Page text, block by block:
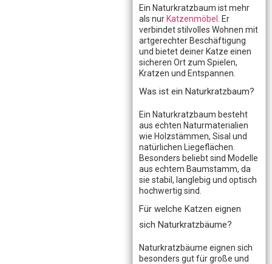
Ein Naturkratzbaum ist mehr
als nur Katzenmöbel
. Er
verbindet stilvolles Wohnen mit
artgerechter Beschäftigung
und bietet deiner Katze einen
sicheren Ort zum Spielen,
Kratzen und Entspannen.
Was ist ein Naturkratzbaum?
Ein Naturkratzbaum besteht
aus echten Naturmaterialien
wie Holzstämmen, Sisal und
natürlichen Liegeflächen.
Besonders beliebt sind Modelle
aus echtem Baumstamm, da
sie stabil, langlebig und optisch
hochwertig sind.
Für welche Katzen eignen
sich Naturkratzbäume?
Naturkratzbäume eignen sich
besonders gut für große und